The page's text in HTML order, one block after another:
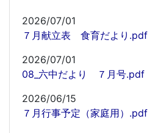
2026/07/01
７月献立表 食育だより.pdf
2026/07/01
08_六中だより ７月号.pdf
2026/06/15
７月行事予定（家庭用）.pdf